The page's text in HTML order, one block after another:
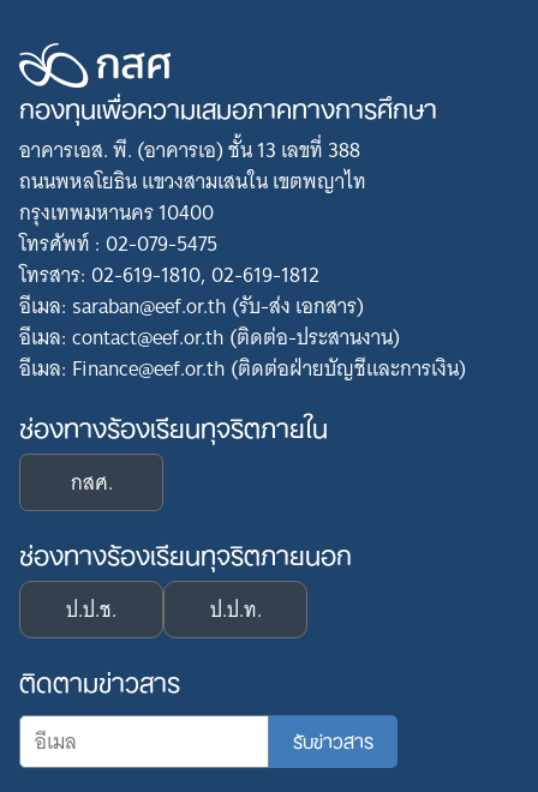
กองทุนเพื่อความเสมอภาคทางการศึกษา
อาคารเอส. พี. (อาคารเอ) ชั้น 13 เลขที่ 388
ถนนพหลโยธิน แขวงสามเสนใน เขตพญาไท
กรุงเทพมหานคร 10400
โทรศัพท์ : 02-079-5475
โทรสาร: 02-619-1810, 02-619-1812
อีเมล: saraban@eef.or.th (รับ-ส่ง เอกสาร)
อีเมล: contact@eef.or.th (ติดต่อ-ประสานงาน)
อีเมล: Finance@eef.or.th (ติดต่อฝ่ายบัญชีและการเงิน)
ช่องทางร้องเรียนทุจริตภายใน
กสศ.
ช่องทางร้องเรียนทุจริตภายนอก
ป.ป.ช. ป.ป.ท.
ติดตามข่าวสาร